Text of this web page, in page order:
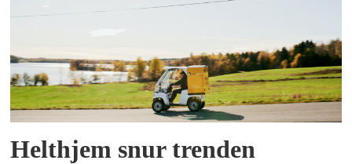
covid-
19
Helthjem snur trenden